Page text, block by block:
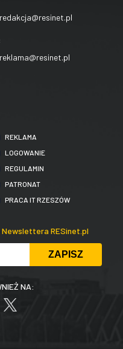
redakcja@resinet.pl
reklama@resinet.pl
REKLAMA
LOGOWANIE
REGULAMIN
PATRONAT
PRACA IT RZESZÓW
Newslettera RESinet.pl
NA: